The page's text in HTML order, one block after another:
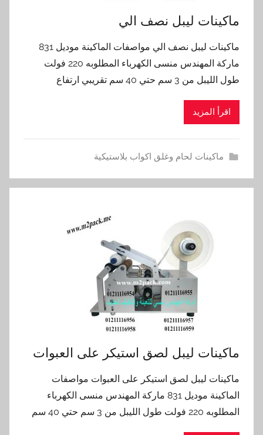
ماكينات ليبل نصف الي
ماكينات ليبل نصف الي مواصفات الماكينة موديل 831
ماركة المهندس منسى الكهرباء المطلوبه 220 فولت
طول الليبل من 3 سم حتي 40 سم تقريبي ارتفاع
اقرأ المزيد
ماكينات لحام وغلق اكواب بلاستيكية
ماكينات ليبل لصق استيكر على العبوات
ماكينات ليبل لصق استيكر على العبوات مواصفات
الماكينة موديل 831 ماركة المهندس منسى الكهرباء
المطلوبه 220 فولت طول الليبل من 3 سم حتي 40 سم